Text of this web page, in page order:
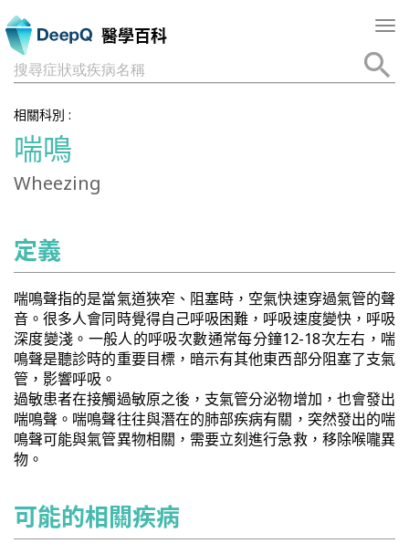
醫學百科
搜尋症狀或疾病名稱
相關科別 :
喘鳴
Wheezing
定義
喘鳴聲指的是當氣道狹窄、阻塞時，空氣快速穿過氣管的聲
音。很多人會同時覺得自己呼吸困難，呼吸速度變快，呼吸
深度變淺。一般人的呼吸次數通常每分鐘12-18次左右，喘
鳴聲是聽診時的重要目標，暗示有其他東西部分阻塞了支氣
管，影響呼吸。
過敏患者在接觸過敏原之後，支氣管分泌物增加，也會發出
喘鳴聲。喘鳴聲往往與潛在的肺部疾病有關，突然發出的喘
鳴聲可能與氣管異物相關，需要立刻進行急救，移除喉嚨異
物。
可能的相關疾病